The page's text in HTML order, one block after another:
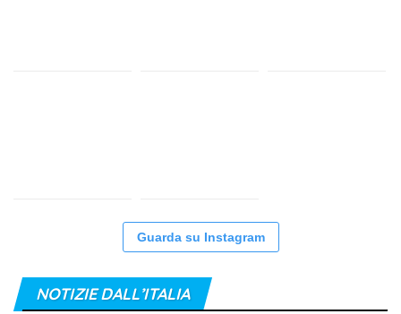
Guarda su Instagram
NOTIZIE DALL’ITALIA